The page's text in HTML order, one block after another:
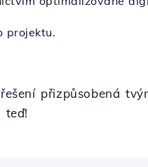
projektu.
přizpůsobená
teď!